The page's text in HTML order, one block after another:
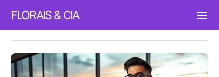
FLORAIS & CIA